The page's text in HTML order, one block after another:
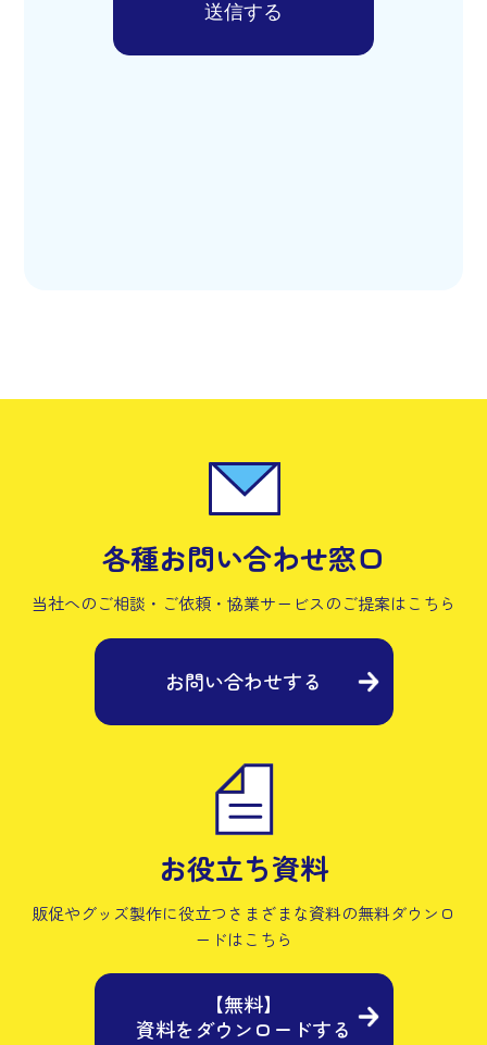
各種お問い合わせ窓口
当社へのご相談・ご依頼・協業サービスのご提案はこちら
お問い合わせする
お役立ち資料
販促やグッズ製作に役立つさまざまな資料の無料ダウンロ
ードはこちら
【無料】
資料をダウンロードする